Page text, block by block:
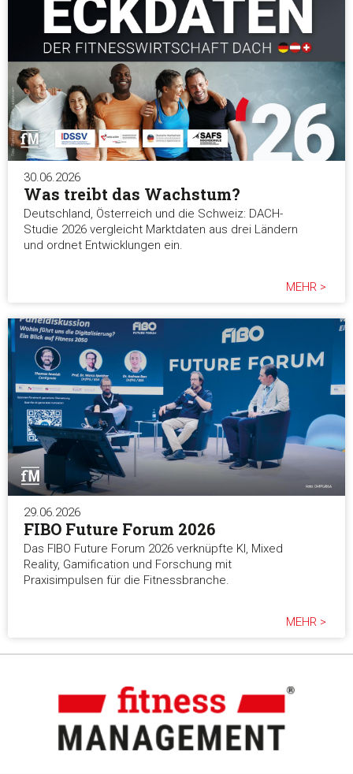
30.06.2026
Was treibt das Wachstum?
Deutschland, Österreich und die Schweiz: DACH-
Studie 2026 vergleicht Marktdaten aus drei Ländern
und ordnet Entwicklungen ein.
MEHR >
29.06.2026
FIBO Future Forum 2026
Das FIBO Future Forum 2026 verknüpfte KI, Mixed
Reality, Gamification und Forschung mit
Praxisimpulsen für die Fitnessbranche.
MEHR >